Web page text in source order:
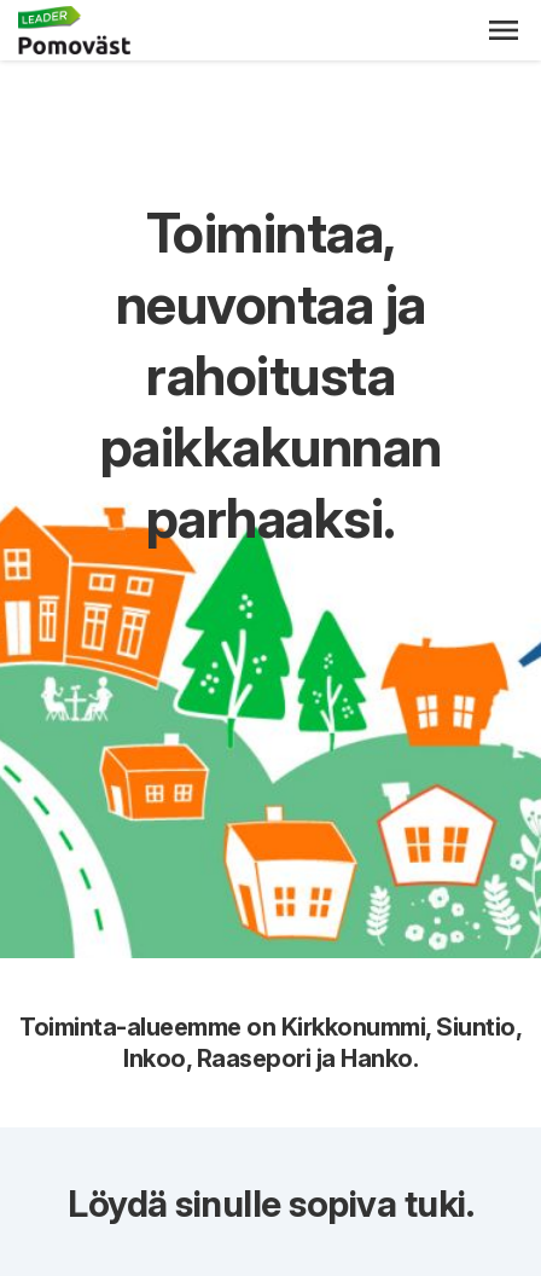
Toimintaa,
neuvontaa ja
rahoitusta
paikkakunnan
parhaaksi.
Toiminta-alueemme on Kirkkonummi, Siuntio,
Inkoo, Raasepori ja Hanko.
Löydä sinulle sopiva tuki.